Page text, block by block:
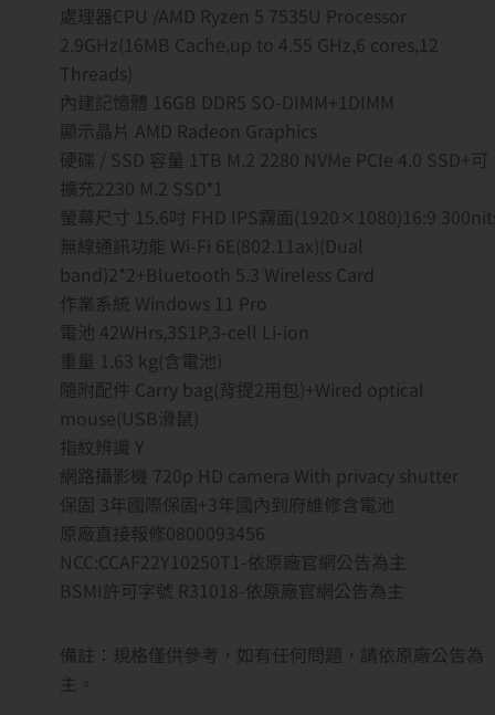
處理器CPU /AMD Ryzen 5 7535U Processor
2.9GHz(16MB Cache,up to 4.55 GHz,6 cores,12
Threads)
內建記憶體 16GB DDR5 SO-DIMM+1DIMM
顯示晶片 AMD Radeon Graphics
硬碟 / SSD 容量 1TB M.2 2280 NVMe PCIe 4.0 SSD+可
擴充2230 M.2 SSD*1
螢幕尺寸 15.6吋 FHD IPS霧面(1920×1080)16:9
無線通訊功能 Wi-Fi 6E(802.11ax)(Dual
band)2*2+Bluetooth 5.3 Wireless Card
作業系統 Windows 11 Pro
電池 42WHrs,3S1P,3-cell Li-ion
重量 1.63 kg(含電池)
隨附配件 Carry bag(背提2用包)+Wired optical
mouse(USB滑鼠)
指紋辨識 Y
網路攝影機 720p HD camera With privacy shutter
保固 3年國際保固+3年國內到府維修含電池
原廠直接報修0800093456
NCC:CCAF22Y10250T1-依原廠官網公告為主
BSMI許可字號 R31018-依原廠官網公告為主
備註：規格僅供參考，如有任何問題，請依原廠公告為
主。